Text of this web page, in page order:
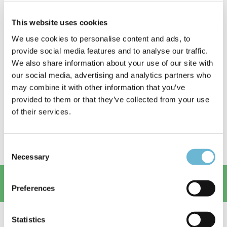
This website uses cookies
We use cookies to personalise content and ads, to
provide social media features and to analyse our traffic.
We also share information about your use of our site with
our social media, advertising and analytics partners who
may combine it with other information that you’ve
provided to them or that they’ve collected from your use
of their services.
Selection
Necessary
Preferences
Statistics
Shila
Monjezi
Sweden
I am so sutesfy with my surgery. Have
who work8ng there. So kind and
serviceminded.
I recomend Wellness Travels.
I give 5 stars if 5.
Love you guys❤👏👌
exakta (utan dolda kostnader). Många andra kliniker